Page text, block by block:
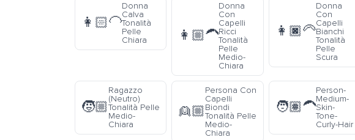
👩🏻‍🦲
Donna
Calva
Tonalità
Pelle
Chiara
👩🏼‍🦱
Donna
Con
Capelli
Ricci
Tonalità
Pelle
Medio-
Chiara
👩🏿‍🦳
Donna
Con
Capelli
Bianchi
Tonalità
Pelle
Scura
🧒🏼
Ragazzo
(Neutro)
Tonalità Pelle
Medio-
Chiara
👱🏼
Persona Con
Capelli
Biondi
Tonalità Pelle
Medio-
Chiara
🧑🏽‍🦱
Person-
Medium-
Skin-
Tone-
Curly-Hair